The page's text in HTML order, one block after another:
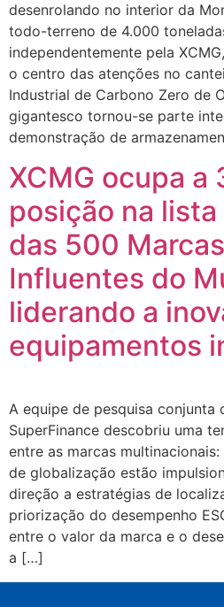
desenrolando no interior da
todo-terreno de 4.000
independentemente pela
o centro das atenções no
Industrial de Carbono Zero de
gigantesco tornou-se parte
demonstração de
XCMG ocupa a
posição na
das 500
Influentes do
liderando a
equipamentos
A equipe de pesquisa conjunta
SuperFinance descobriu uma
entre as marcas
de globalização estão
direção a estratégias de
priorização do desempenho
entre o valor da marca e o
a […]